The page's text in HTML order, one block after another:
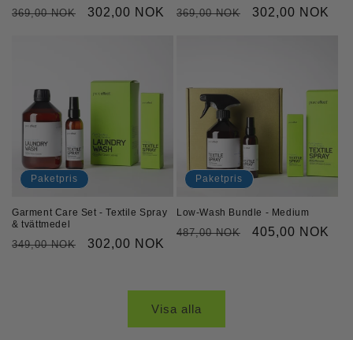
Ordinarie
369,00 NOK Försäljningspris
302,00 NOK
Ordinarie
369,00 NOK 302,00 NOK
Paketpris
Garment Care Set - Textile Spray
& tvättmedel
Ordinarie
349,00 NOK Försäljningspris
302,00 NOK
Paketpris
Low-Wash Bundle - Medium
Ordinarie
487,00 NOK 405,00 NOK
Visa alla